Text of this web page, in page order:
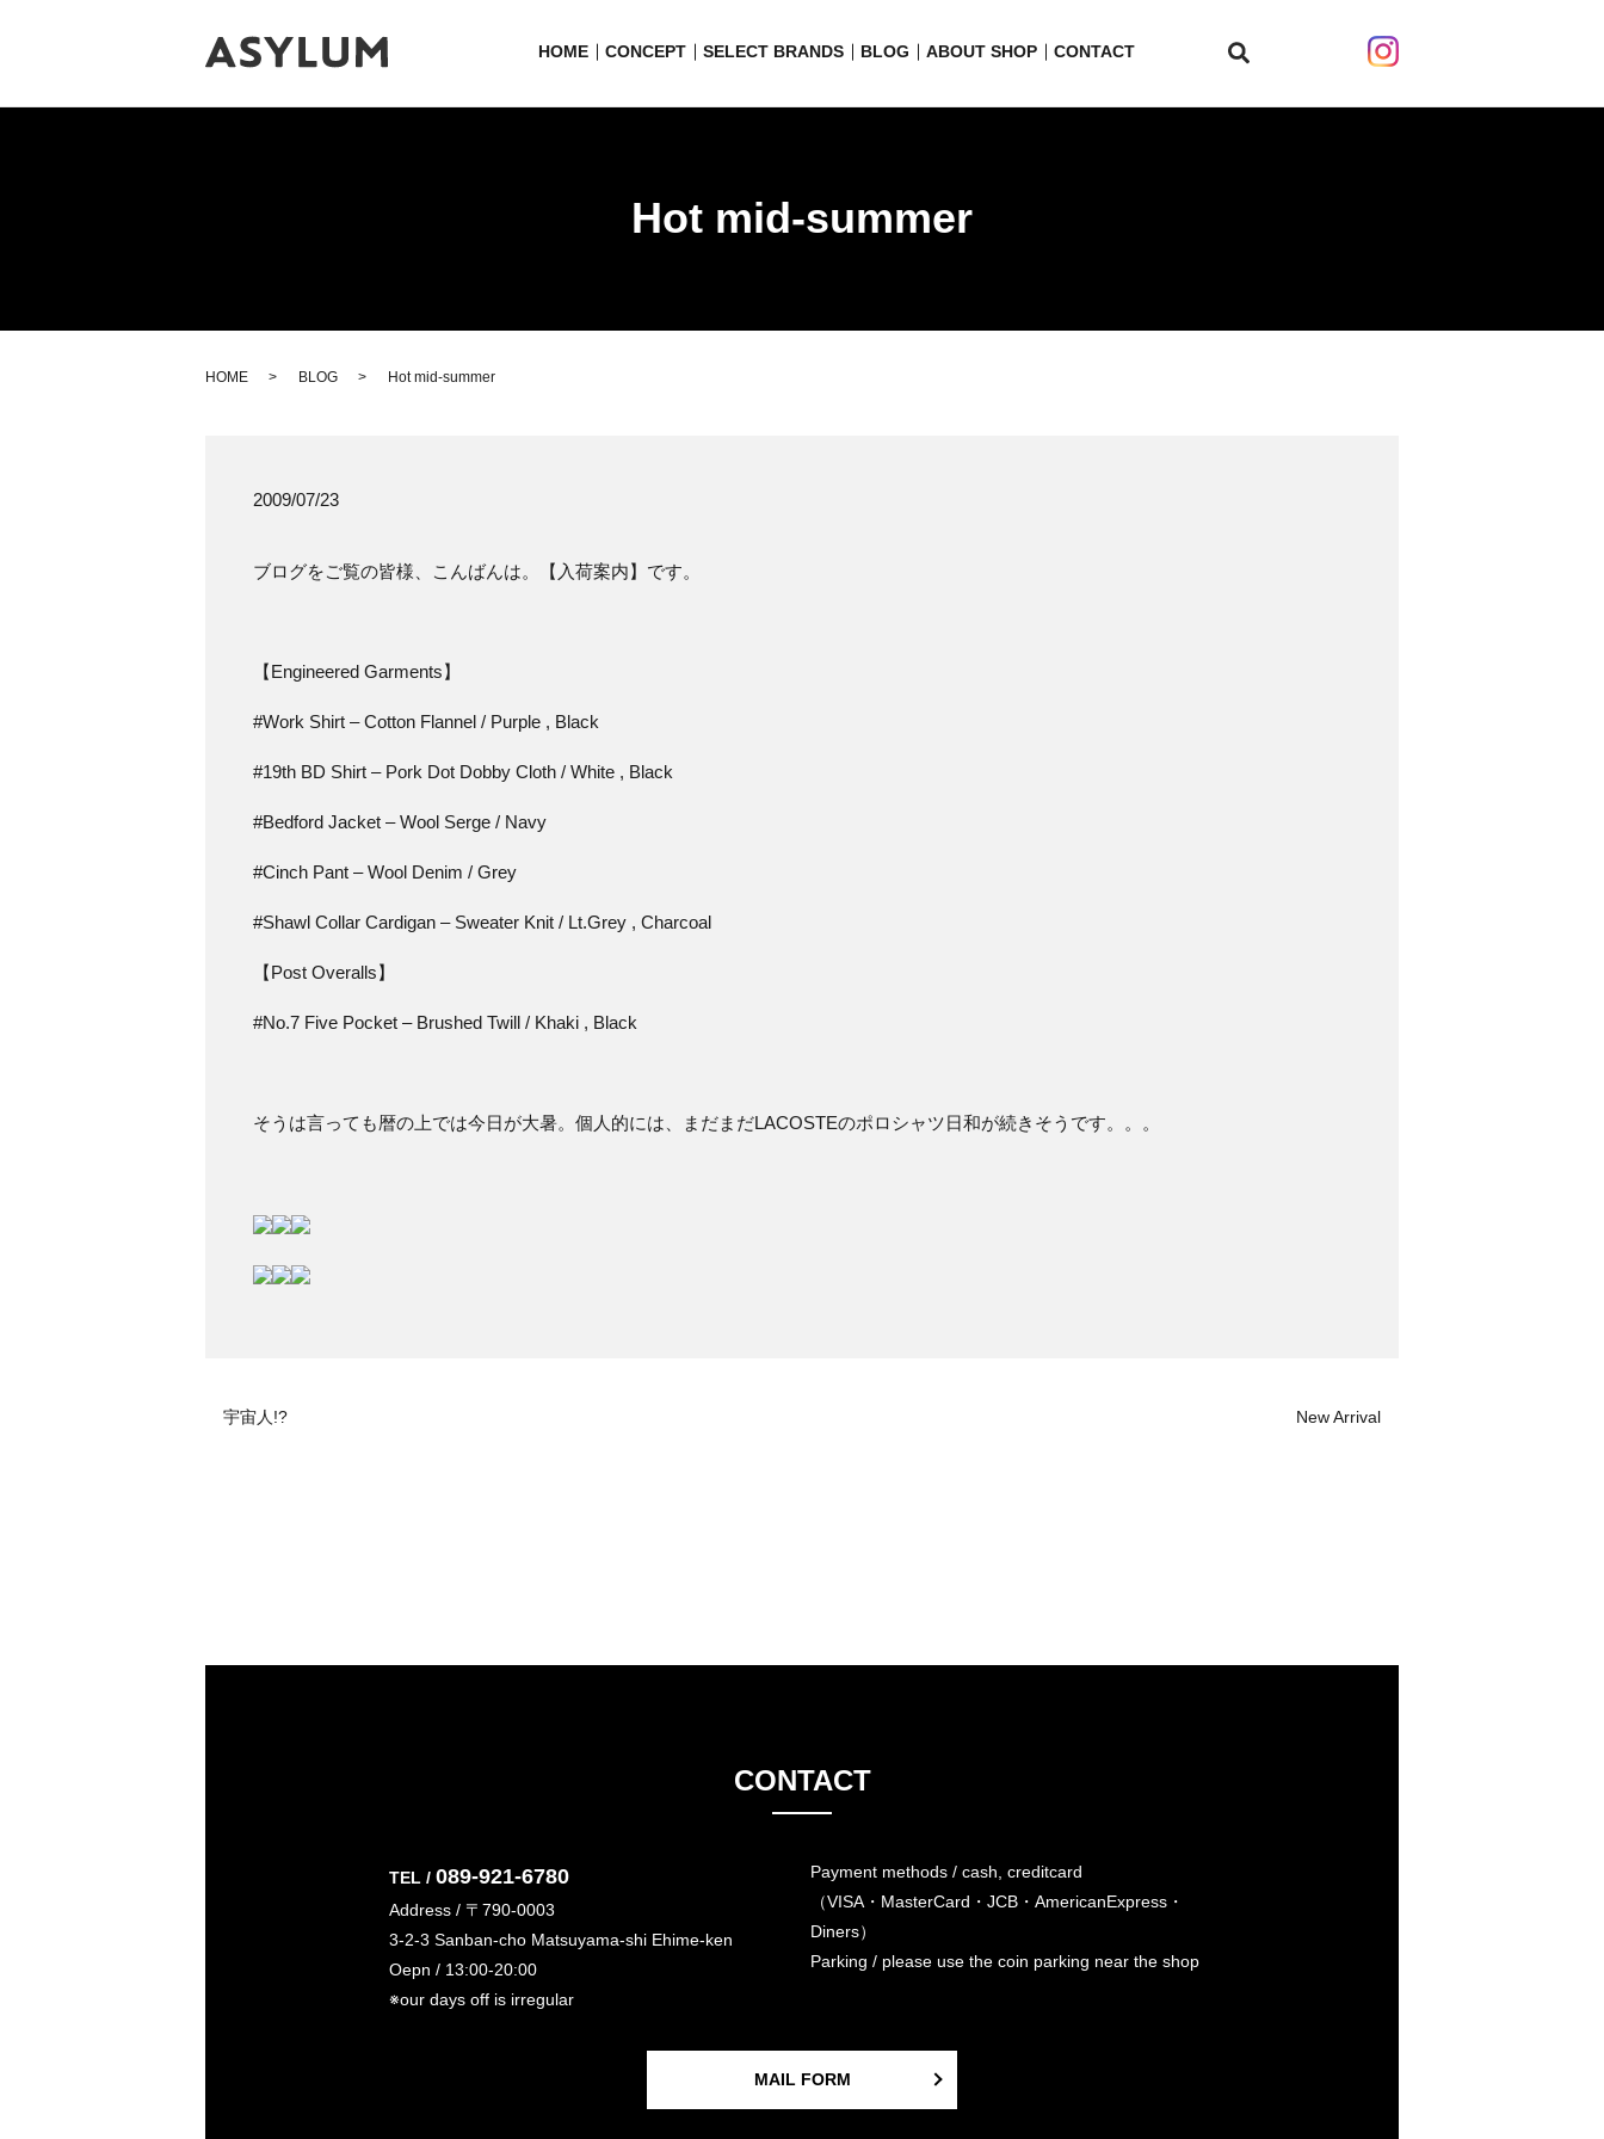
HOME CONCEPT SELECT BRANDS BLOG ABOUT SHOP CONTACT
Hot mid-summer
HOME BLOG Hot mid-summer
2009/07/23
ブログをご覧の皆様、こんばんは。【入荷案内】です。
【Engineered Garments】
#Work Shirt – Cotton Flannel / Purple , Black
#19th BD Shirt – Pork Dot Dobby Cloth / White , Black
#Bedford Jacket – Wool Serge / Navy
#Cinch Pant – Wool Denim / Grey
#Shawl Collar Cardigan – Sweater Knit / Lt.Grey , Charcoal
【Post Overalls】
#No.7 Five Pocket – Brushed Twill / Khaki , Black
そうは言っても暦の上では今日が大暑。個人的には、まだまだLACOSTEのポロシャツ日和が続きそうです。。。
宇宙人!? New Arrival
CONTACT
TEL / 089-921-6780
Address / 〒790-0003
3-2-3 Sanban-cho Matsuyama-shi Ehime-ken
Oepn / 13:00-20:00
※our days off is irregular
Payment methods / cash, creditcard
（VISA・MasterCard・JCB・AmericanExpress・
Diners）
Parking / please use the coin parking near the shop
MAIL FORM